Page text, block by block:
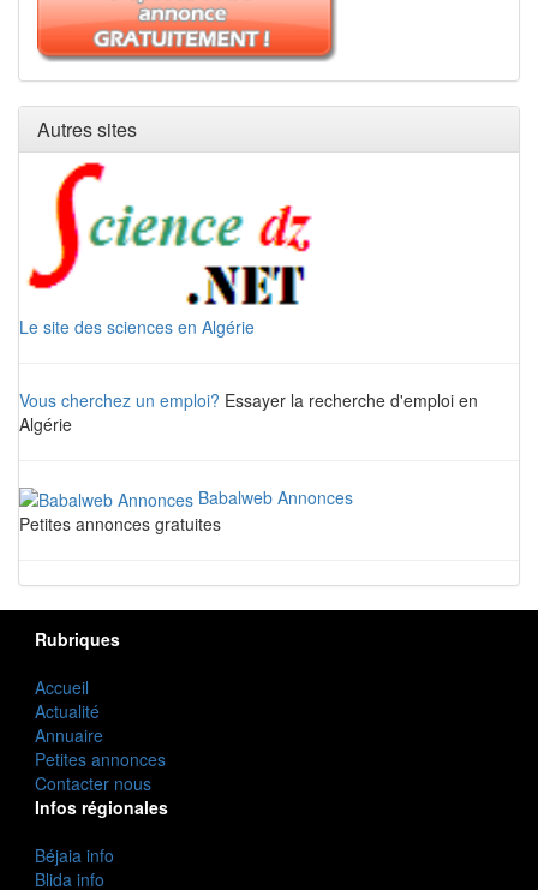
Autres sites
Le site des sciences en Algérie
Vous cherchez un emploi? Essayer la recherche d'emploi en
Algérie
Babalweb Annonces
Petites annonces gratuites
Rubriques
Accueil
Actualité
Annuaire
Petites annonces
Contacter nous
Infos régionales
Béjaia info
Blida info